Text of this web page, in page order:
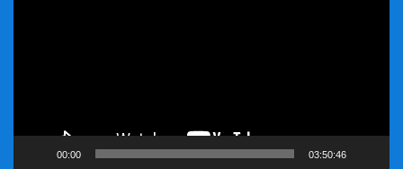
00:00 03:50:46